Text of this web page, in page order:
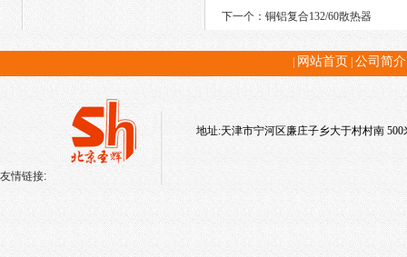
下一个： 铜铝复合132/60散热器
网站首页 公司简介
地址:天津市宁河区廉庄子乡大于村村南
友情链接: